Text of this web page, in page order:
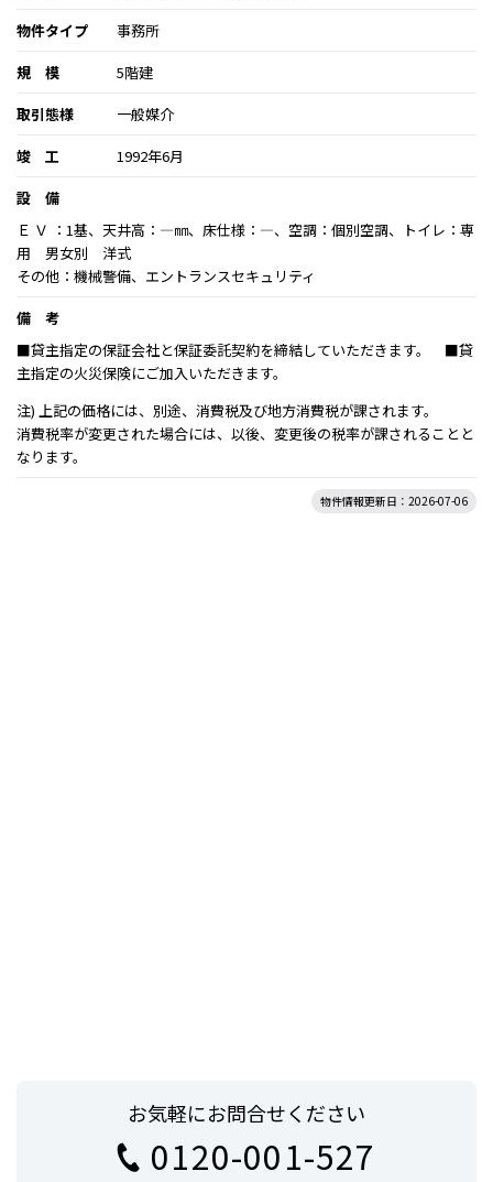
物件タイプ
事務所
規 模
5階建
取引態様
一般媒介
竣 工
1992年6月
設 備
Ｅ Ｖ ：1基、天井高：―㎜、床仕様：―、空調：個別空調、トイレ：専
用 男女別 洋式
その他：機械警備、エントランスセキュリティ
備 考
■貸主指定の保証会社と保証委託契約を締結していただきます。 ■貸
主指定の火災保険にご加入いただきます。
注) 上記の価格には、別途、消費税及び地方消費税が課されます。
消費税率が変更された場合には、以後、変更後の税率が課されることと
なります。
物件情報更新日：2026-07-06
お気軽にお問合せください
0120-001-527